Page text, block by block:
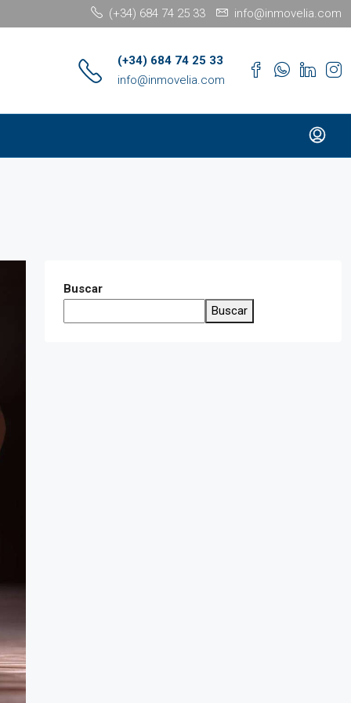
(+34) 684 74 25 33 info@inmovelia.com
(+34) 684 74 25 33
info@inmovelia.com
Buscar
Buscar